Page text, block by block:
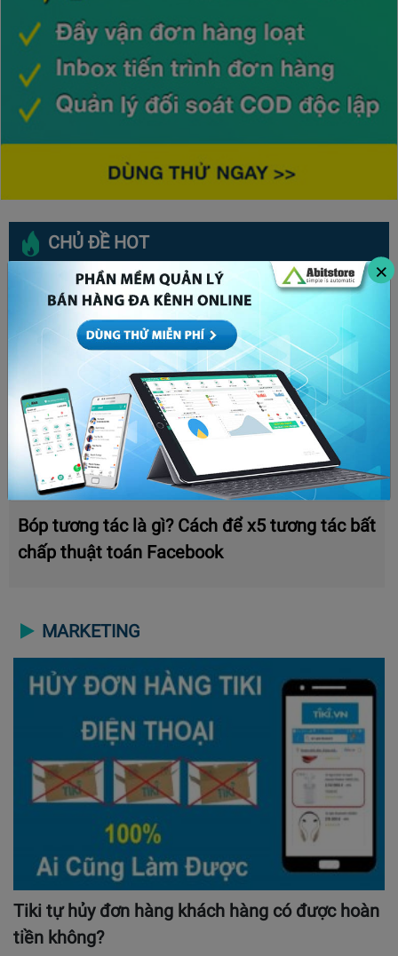
×
CHỦ ĐỀ HOT
Bóp tương tác là gì? Cách để x5 tương tác bất
chấp thuật toán Facebook
MARKETING
Tiki tự hủy đơn hàng khách hàng có được hoàn
tiền không?